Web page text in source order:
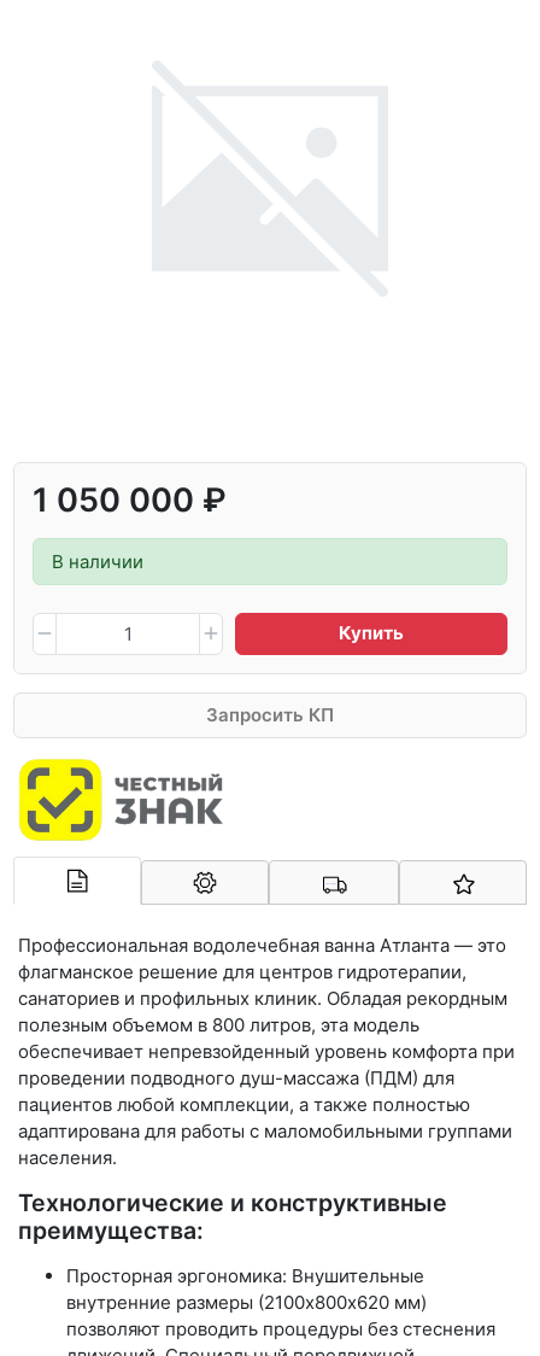
1 050 000 ₽
В наличии
Купить
Запросить КП
Арконт-Мед
Профессиональная водолечебная ванна Атланта — это
флагманское решение для центров гидротерапии,
санаториев и профильных клиник. Обладая рекордным
полезным объемом в 800 литров, эта модель
обеспечивает непревзойденный уровень комфорта при
проведении подводного душ-массажа (ПДМ) для
пациентов любой комплекции, а также полностью
адаптирована для работы с маломобильными группами
населения.
Технологические и конструктивные
преимущества:
Просторная эргономика: Внушительные
внутренние размеры (2100х800х620 мм)
позволяют проводить процедуры без стеснения